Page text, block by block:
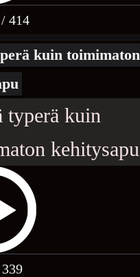
/ 414
kuin toimimaton